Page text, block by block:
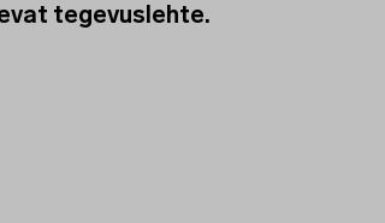
tegevuslehte.